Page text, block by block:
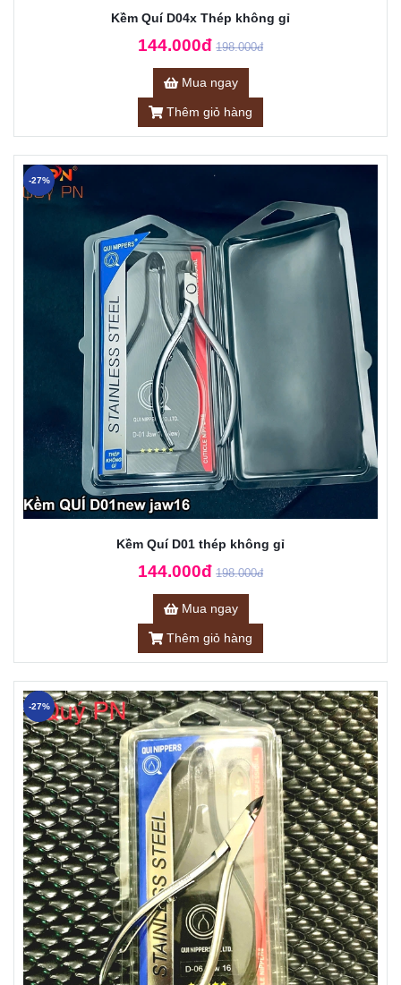
Kềm Quí D04x Thép không gỉ
144.000đ 198.000đ
Mua ngay
Thêm giỏ hàng
Kềm Quí D01 thép không gỉ
144.000đ 198.000đ
-27%
Mua ngay
Thêm giỏ hàng
-27%